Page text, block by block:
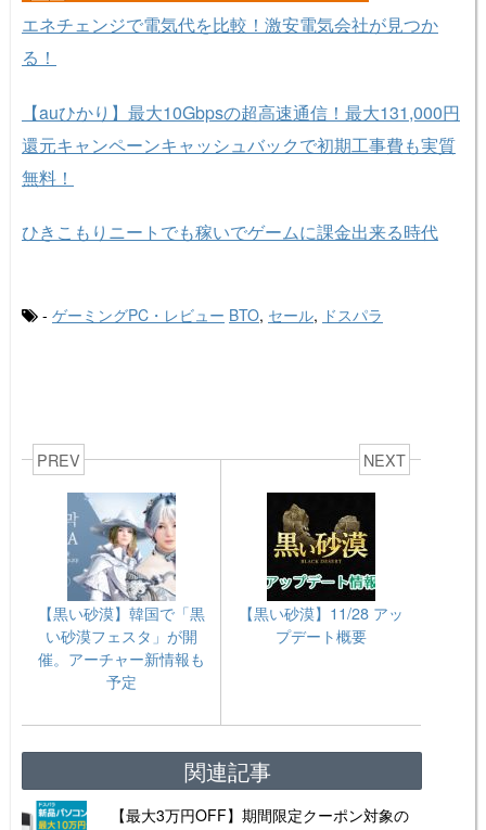
エネチェンジで電気代を比較！激安電気会社が見つか
る！
【auひかり】最大10Gbpsの超高速通信！最大131,000円
還元キャンペーンキャッシュバックで初期工事費も実質
無料！
ひきこもりニートでも稼いでゲームに課金出来る時代
- ゲーミングPC・レビュー BTO, セール, ドスパラ
PREV
【黒い砂漠】韓国で「黒
い砂漠フェスタ」が開
催。アーチャー新情報も
予定
NEXT
【黒い砂漠】11/28 アッ
プデート概要
関連記事
【最大3万円OFF】期間限定クーポン対象の